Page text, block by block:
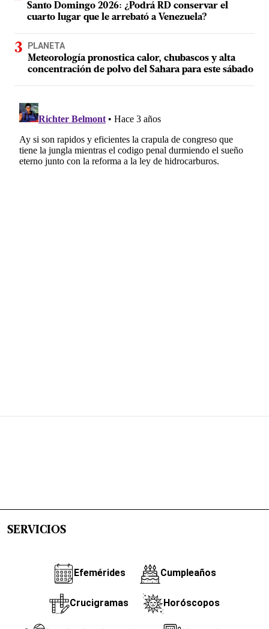
Santo Domingo 2026: ¿Podrá RD conservar el
cuarto lugar que le arrebató a Venezuela?
PLANETA
Meteorología pronostica calor, chubascos y alta
concentración de polvo del Sahara para este sábado
SERVICIOS
Efemérides Cumpleaños
Crucigramas Horóscopos